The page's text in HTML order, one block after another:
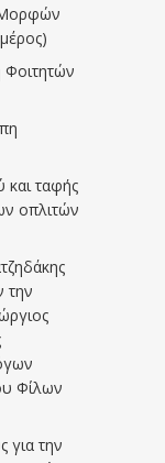
Μορφών
Φοιτητών
και ταφής
οπλιτών
την
Φίλων
για την